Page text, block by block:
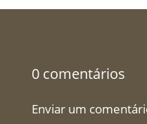
0 comentários
Enviar um